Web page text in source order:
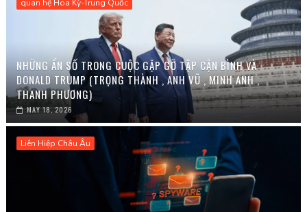
quan hệ Hoa Kỳ-Trung Quốc
NHỮNG ẨN SỐ TRONG CUỘC GẶP GỠ TẬP CẬN BÌNH VÀ
DONALD TRUMP (TRỌNG THÀNH , ANH VŨ , MINH ANH ,
THANH PHƯƠNG)
MAY 18, 2026
Liên Hiệp Châu Âu